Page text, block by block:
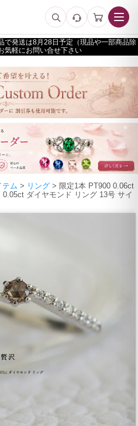
で発送は
予定（現品や一部商品除
気軽にお問い合せ下さい
テム > リング > 限定1本 PT900 0.06ct
ダイヤモンド リング 13号 サイ